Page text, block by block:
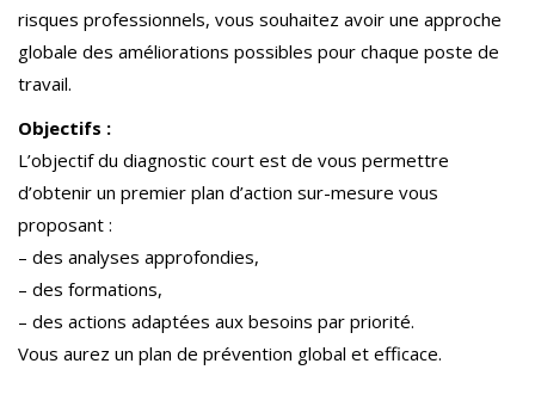
risques professionnels, vous souhaitez avoir une approche
globale des améliorations possibles pour chaque poste de
travail.
Objectifs :
L’objectif du diagnostic court est de vous permettre
d’obtenir un premier plan d’action sur-mesure vous
proposant :
– des analyses approfondies,
– des formations,
– des actions adaptées aux besoins par priorité.
Vous aurez un plan de prévention global et efficace.